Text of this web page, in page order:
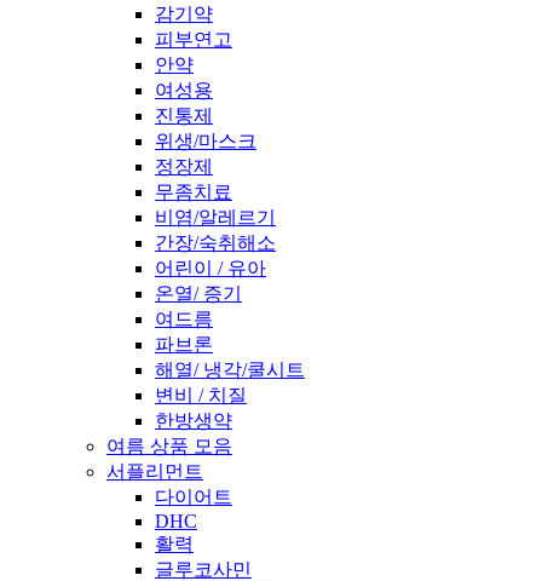
감기약
피부연고
안약
여성용
진통제
위생/마스크
정장제
무좀치료
비염/알레르기
간장/숙취해소
어린이 / 유아
온열/ 증기
여드름
파브론
해열/ 냉각/쿨시트
변비 / 치질
한방생약
여름 상품 모음
서플리먼트
다이어트
DHC
활력
글루코사민